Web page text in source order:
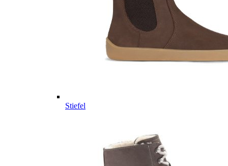
Stiefel